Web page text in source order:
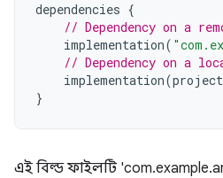
dependencies {
// Dependency on a
implementation(
// Dependency on a
implementation(project
}
এই বিল্ড ফাইলটি